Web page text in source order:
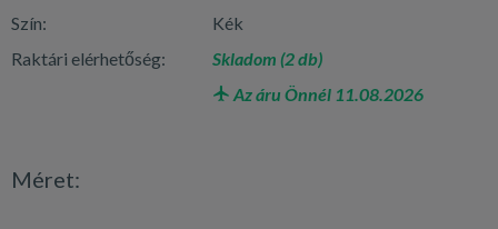
Szín:
Kék
Raktári elérhetőség:
Skladom (2 db)
Az áru Önnél 11.08.2026
Méret: